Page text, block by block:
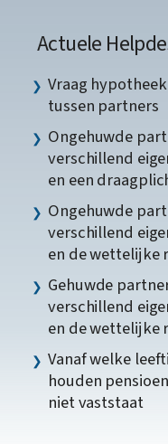
Actuele
Vraag
tussen partners
Ongehuwde
verschillend
en een
Ongehuwde
verschillend
en de wettelijke
Gehuwde
verschillend
en de wettelijke
Vanaf welke
houden
niet vaststaat